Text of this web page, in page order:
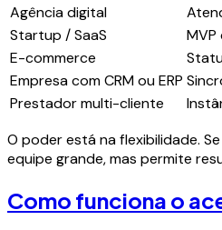
Agência digital
Startup / SaaS
E-commerce
Empresa com CRM ou ERP
Prestador multi-cliente
O poder está na flexibilidade.
equipe grande, mas permite
Como funciona o